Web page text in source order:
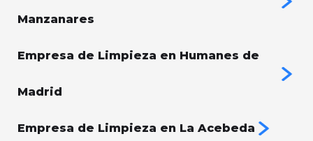
Manzanares
Empresa de Limpieza en Humanes de
Madrid
Empresa de Limpieza en La Acebeda